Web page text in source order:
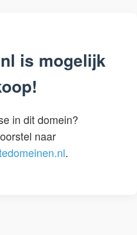
is mogelijk
in dit domein?
naar
.